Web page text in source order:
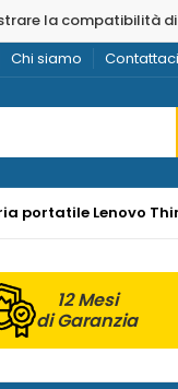
la compatibilità
Contattaci
Chi siamo
portatile Lenovo
12 Mesi
di Garanzia